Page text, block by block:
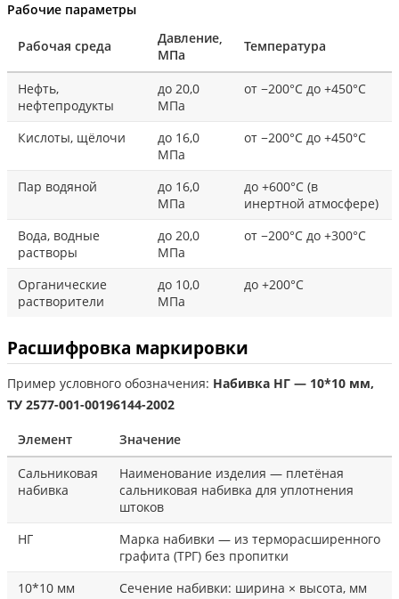
Рабочие параметры
Рабочая среда
Давление,
МПа
Температура
Нефть,
нефтепродукты
до 20,0
МПа
от −200°С до +450°С
Кислоты, щёлочи
до 16,0
МПа
от −200°С до +450°С
Пар водяной
до 16,0
МПа
до +600°С (в
инертной атмосфере)
Вода, водные
растворы
до 20,0
МПа
от −200°С до +300°С
Органические
растворители
до 10,0
МПа
до +200°С
Расшифровка маркировки
Пример условного обозначения: Набивка НГ — 10*10 мм,
ТУ 2577-001-00196144-2002
Элемент
Значение
Сальниковая
набивка
Наименование изделия — плетёная
сальниковая набивка для уплотнения
штоков
НГ
Марка набивки — из терморасширенного
графита (ТРГ) без пропитки
10*10 мм
Сечение набивки: ширина × высота, мм